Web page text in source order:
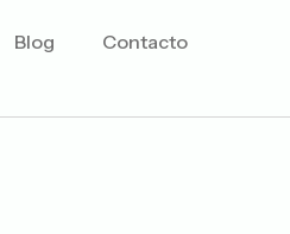
Blog Contacto